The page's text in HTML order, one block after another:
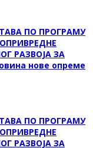
ПО ПРОГРАМУ
РАЗВОЈА ЗА
нове опреме
ПО ПРОГРАМУ
РАЗВОЈА ЗА